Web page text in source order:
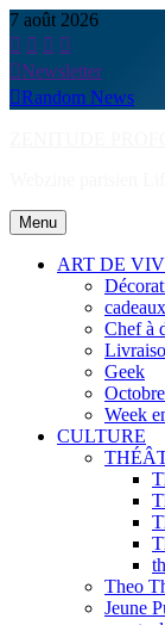
Skip
to
content
7 août 2026
Newsletter
Random News
Menu
ART DE
cadeaux
Chef à
Geek
Week
CULTURE
Theo
Jeune